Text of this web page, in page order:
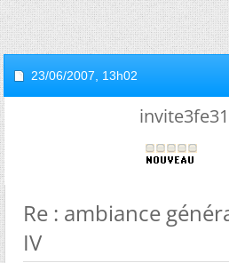
23/06/2007, 13h02
Re : ambiance
IV